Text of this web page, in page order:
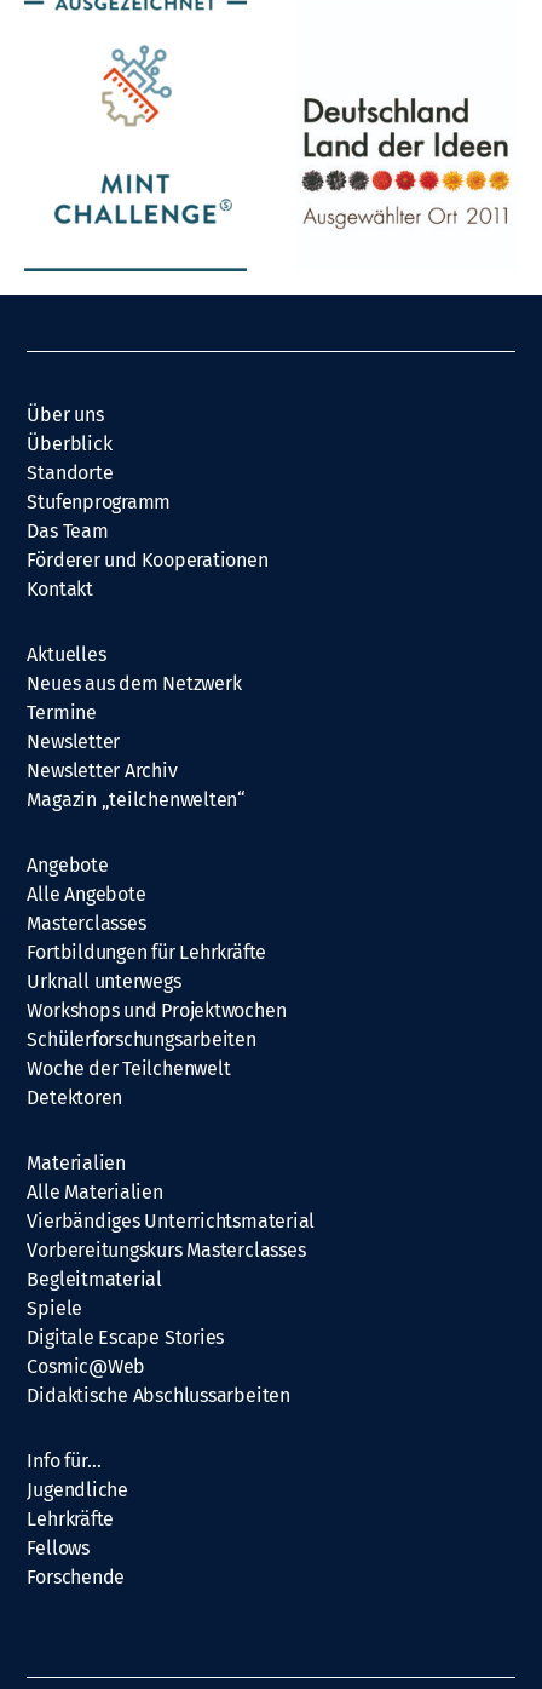
Über uns
Überblick
Standorte
Stufenprogramm
Das Team
Förderer und Kooperationen
Kontakt
Aktuelles
Neues aus dem Netzwerk
Termine
Newsletter
Newsletter Archiv
Magazin „teilchenwelten“
Angebote
Alle Angebote
Masterclasses
Fortbildungen für Lehrkräfte
Urknall unterwegs
Workshops und Projektwochen
Schülerforschungsarbeiten
Woche der Teilchenwelt
Detektoren
Materialien
Alle Materialien
Vierbändiges Unterrichtsmaterial
Vorbereitungskurs Masterclasses
Begleitmaterial
Spiele
Digitale Escape Stories
Cosmic@Web
Didaktische Abschlussarbeiten
Info für…
Jugendliche
Lehrkräfte
Fellows
Forschende